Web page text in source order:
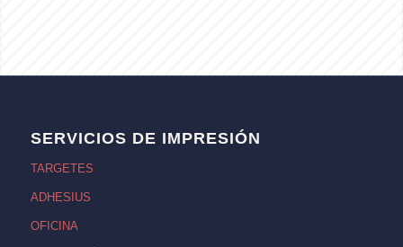
SERVICIOS DE IMPRESIÓN
TARGETES
ADHESIUS
OFICINA